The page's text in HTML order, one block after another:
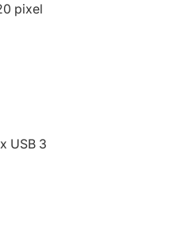
pixel
USB 3